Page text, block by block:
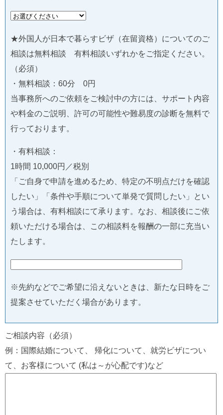
★外国人が日本で暮らすビザ（在留資格）についてのご
相談は無料相談 有料相談いずれかをご指定ください。
（必須）
・無料相談：60分 0円
当事務所へのご依頼をご検討中の方には、サポート内容
や料金のご説明、許可の可能性や難易度の診断を無料で
行っております。
・有料相談：
1時間 10,000円／税別
「ご自身で申請を進めるため、特定の不明点だけを確認
したい」「条件や手順について単発で質問したい」とい
う場合は、有料相談にて承ります。なお、相談後にご依
頼いただける場合は、この相談料を報酬の一部に充当い
たします。
※先約などでご希望に沿えないときは、新たな日時をご
提案させていただく場合があります。
ご相談内容（必須）
例：国際結婚について、 帰化について、就労ビザについ
て、お客様について (私は～が心配です)など